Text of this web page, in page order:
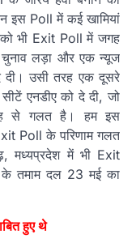
इस Poll में कई खामियां
भी Exit Poll में जगह
चुनाव लड़ा और एक न्‍यूज
उसी तरह एक दूसरे
एनडीए को दे दी, जो
से गलत है। हम इस
Poll के परिणाम गलत
मध्‍यप्रदेश में भी Exit
के तमाम दल 23 मई का
हुए थे